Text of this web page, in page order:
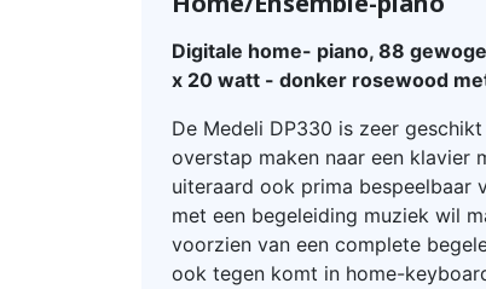
Digitale home- piano, 88
x 20 watt - donker rosewood
De Medeli DP330 is zeer
overstap maken naar een klavier
uiteraard ook prima bespeelbaar
met een begeleiding muziek wil
voorzien van een complete
ook tegen komt in home-